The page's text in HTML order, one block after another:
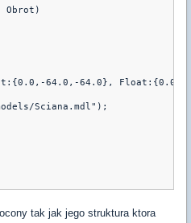
Obrot)
64.0,-64.0},
Sciana.mdl");
tak jak jego struktura ktora